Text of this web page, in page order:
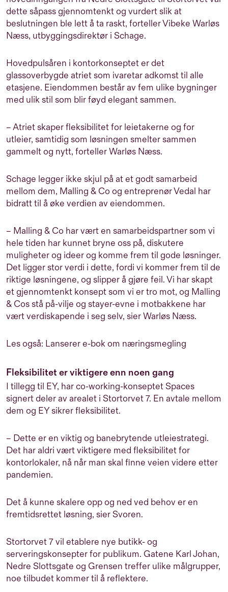
dette såpass gjennomtenkt og vurdert slik at
beslutningen ble lett å ta raskt, forteller Vibeke Warløs
Næss, utbyggingsdirektør i Schage.
Hovedpulsåren i kontorkonseptet er det
glassoverbygde atriet som ivaretar adkomst til alle
etasjene. Eiendommen består av fem ulike bygninger
med ulik stil som blir føyd elegant sammen.
– Atriet skaper fleksibilitet for leietakerne og for
utleier, samtidig som løsningen smelter sammen
gammelt og nytt, forteller Warløs Næss.
Schage legger ikke skjul på at et godt samarbeid
mellom dem, Malling & Co og entreprenør Vedal har
bidratt til å øke verdien av eiendommen.
– Malling & Co har vært en samarbeidspartner som vi
hele tiden har kunnet bryne oss på, diskutere
muligheter og ideer og komme frem til gode løsninger.
Det ligger stor verdi i dette, fordi vi kommer frem til de
riktige løsningene, og slipper å gjøre feil. Vi har skapt
et gjennomtenkt konsept som vi er tro mot, og Malling
& Cos stå på-vilje og stayer-evne i motbakkene har
vært verdiskapende i seg selv, sier Warløs Næss.
Les også: Lanserer e-bok om næringsmegling
Fleksibilitet er viktigere enn noen gang
I tillegg til EY, har co-working-konseptet Spaces
signert deler av arealet i Stortorvet 7. En avtale mellom
dem og EY sikrer fleksibilitet.
– Dette er en viktig og banebrytende utleiestrategi.
Det har aldri vært viktigere med fleksibilitet for
kontorlokaler, nå når man skal finne veien videre etter
pandemien.
Det å kunne skalere opp og ned ved behov er en
fremtidsrettet løsning, sier Svoren.
Stortorvet 7 vil etablere nye butikk- og
serveringskonsepter for publikum. Gatene Karl Johan,
Nedre Slottsgate og Grensen treffer ulike målgrupper,
noe tilbudet kommer til å reflektere.